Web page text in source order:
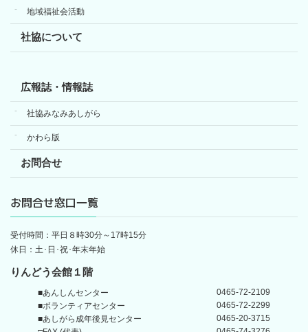
地域福祉会活動
社協について
広報誌・情報誌
社協みなみあしがら
かわら版
お問合せ
お問合せ窓口一覧
受付時間：平日８時30分～17時15分
休日：土･日･祝･年末年始
りんどう会館１階
■あんしんセンター
0465-72-2109
■ボランティアセンター
0465-72-2299
■あしがら成年後見センター
0465-20-3715